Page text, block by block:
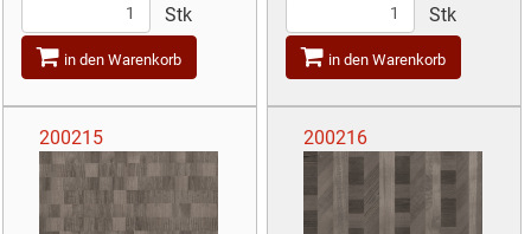
Stk
in den Warenkorb
Stk
in den Warenkorb
200215 200216